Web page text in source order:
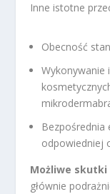
Inne istotne
Obecność
Wykonywanie
Bezpośrednia
odpowiedniej
Możliwe
głównie